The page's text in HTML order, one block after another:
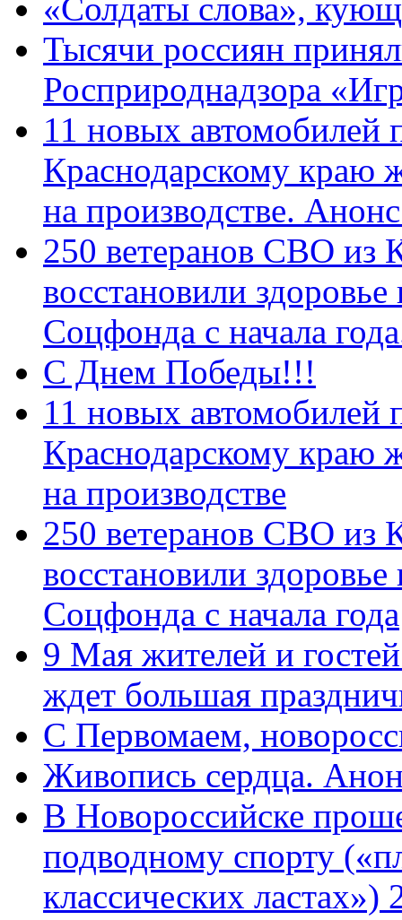
«Солдаты слова»,
Тысячи россиян
Росприроднадзора
11 новых автомобилей
Краснодарскому краю
на производстве.
250 ветеранов СВО из
восстановили
Соцфонда с начала
С Днем Победы!!!
11 новых автомобилей
Краснодарскому краю
на производстве
250 ветеранов СВО из
восстановили
Соцфонда с начала года
9 Мая жителей и
ждет большая
C Первомаем,
Живопись сердца.
В Новороссийске
подводному спорту
классических